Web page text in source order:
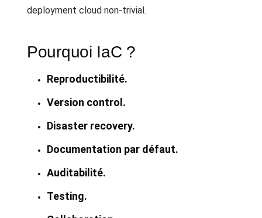
deployment cloud non-trivial.
Pourquoi IaC ?
Reproductibilité.
Version control.
Disaster recovery.
Documentation par défaut.
Auditabilité.
Testing.